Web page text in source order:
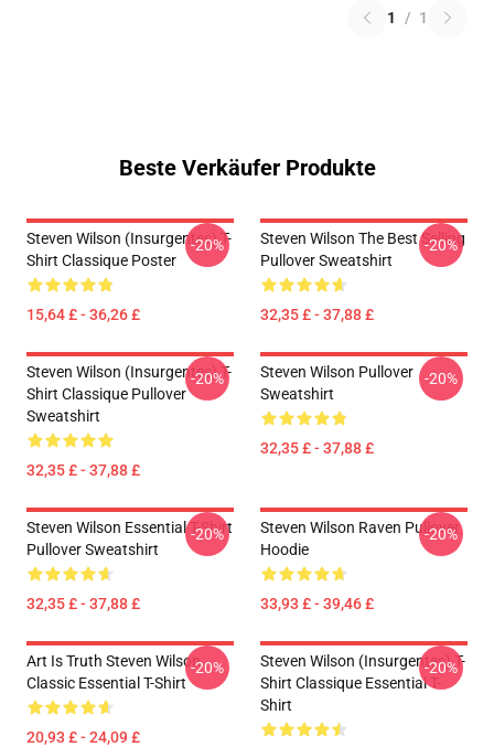
1 / 1
Beste Verkäufer Produkte
Steven Wilson (insurgentes) T-
Shirt Classique Poster
15,64 £ - 36,26 £
-20%
Steven Wilson The Best Selling
Pullover Sweatshirt
32,35 £ - 37,88 £
-20%
Steven Wilson (insurgentes) T-
Shirt Classique Pullover
Sweatshirt
32,35 £ - 37,88 £
-20%
Steven Wilson Pullover
Sweatshirt
32,35 £ - 37,88 £
-20%
Steven Wilson Essential T-Shirt
Pullover Sweatshirt
32,35 £ - 37,88 £
-20%
Steven Wilson Raven Pullover
Hoodie
33,93 £ - 39,46 £
-20%
Art Is Truth Steven Wilson
Classic Essential T-Shirt
20,93 £ - 24,09 £
-20%
Steven Wilson (Insurgentes) T-
Shirt Classique Essential T-
Shirt
-20%